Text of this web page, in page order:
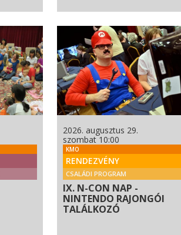
2026. augusztus 29.
szombat 10:00
KMO
RENDEZVÉNY
CSALÁDI PROGRAM
IX. N-CON NAP -
NINTENDO RAJONGÓI
TALÁLKOZÓ